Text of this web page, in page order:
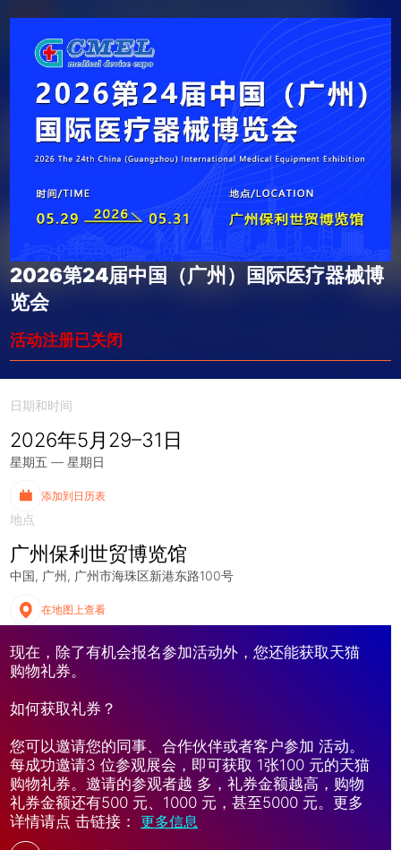
2026第24届中国（广州）国际医疗器械博
览会
活动注册已关闭
日期和时间
2026年5月29–31日
星期五 — 星期日
添加到日历表
地点
广州保利世贸博览馆
中国 广州 广州市海珠区新港东路100号
在地图上查看
现在，除了有机会报名参加活动外，您还能获取天猫
购物礼券。
如何获取礼券？
您可以邀请您的同事、合作伙伴或者客户参加 活动。
每成功邀请3 位参观展会，即可获取 1张100 元的天猫
购物礼券。邀请的参观者越 多，礼券金额越高，购物
礼券金额还有500 元、1000 元，甚至5000 元。更多
详情请点 击链接： 更多信息